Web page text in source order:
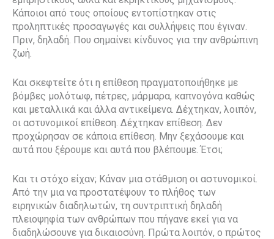
Κάποιοι από τους οποίους εντοπίστηκαν στις
προληπτικές προσαγωγές και συλλήψεις που έγιναν.
Πριν, δηλαδή. Που σημαίνει κίνδυνος για την ανθρώπινη
ζωή.
Και σκεφτείτε ότι η επίθεση πραγματοποιήθηκε με
βόμβες μολότωφ, πέτρες, μάρμαρα, καπνογόνα καθώς
και μεταλλικά και άλλα αντικείμενα. Δέχτηκαν, λοιπόν,
οι αστυνομικοί επίθεση. Δέχτηκαν επίθεση. Δεν
προχώρησαν σε κάποια επίθεση. Μην ξεχάσουμε και
αυτά που ξέρουμε και αυτά που βλέπουμε. Έτσι;
Και τι στόχο είχαν; Κάναν μια στάθμιση οι αστυνομικοί.
Από την μια να προστατέψουν το πλήθος των
ειρηνικών διαδηλωτών, τη συντριπτική δηλαδή
πλειοψηφία των ανθρώπων που πήγανε εκεί για να
διαδηλώσουνε για δικαιοσύνη. Πρώτα λοιπόν, ο πρώτος